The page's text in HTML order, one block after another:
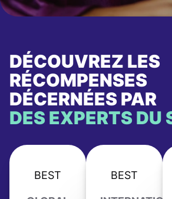
DÉCOUVREZ LES
RÉCOMPENSES
DÉCERNÉES PAR
DES EXPERTS DU
BEST BEST